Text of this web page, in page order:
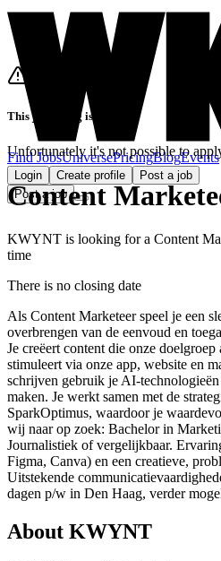
Find JobsUniversePricingBlogEvents
Login Create profile
Post a job
Post a job
This job listing is closed
Unfortunately it's not possible to
Content
KWYNT is looking fora Content
time
There is no closing date
Als Content Marketeer speel je een
overbrengen van de eenvoud en
Je creëert content die onze
stimuleert via onze app, website en
schrijven gebruik je AI-
maken. Je werkt samen met de
SparkOptimus, waardoor je
wij naar op zoek: Bachelor in
Journalistiek of vergelijkbaar.
Figma, Canva) en een creatieve,
Uitstekende
dagen p/w in Den Haag, verder
About KWYNT